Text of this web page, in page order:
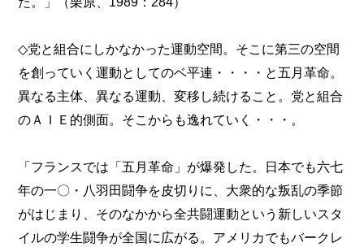
◇党と組合にしかなかった運動空間。そこに第三の空間
を創っていく運動としてのベ平連・・・・と五月革命。
異なる主体、異なる運動、変移し続けること。党と組合
のＡＩＥ的側面。そこからも逸れていく・・・。
「フランスでは「五月革命」が爆発した。日本でも六七
年の一〇・八羽田闘争を皮切りに、大衆的な叛乱の季節
がはじまり、そのなかから全共闘運動という新しいスタ
イルの学生闘争が全国に広がる。アメリカでもバークレ